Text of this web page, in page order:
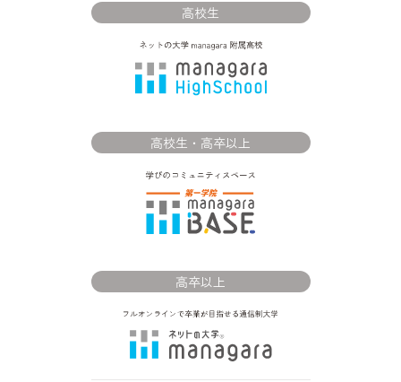
高校生
高校生・高卒以上
高卒以上